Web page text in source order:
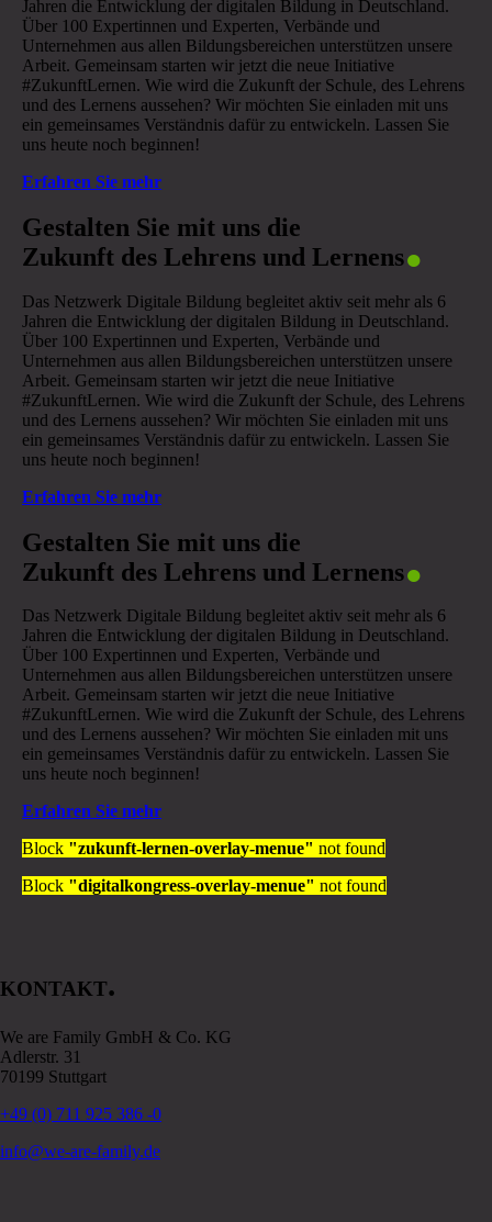
Jahren die Entwicklung der digitalen Bildung in Deutschland.
Über 100 Expertinnen und Experten, Verbände und
Unternehmen aus allen Bildungsbereichen unterstützen unsere
Arbeit. Gemeinsam starten wir jetzt die neue Initiative
#ZukunftLernen. Wie wird die Zukunft der Schule, des Lehrens
und des Lernens aussehen? Wir möchten Sie einladen mit uns
ein gemeinsames Verständnis dafür zu entwickeln. Lassen Sie
uns heute noch beginnen!
Erfahren Sie mehr
Gestalten Sie mit uns die
Zukunft des Lehrens und Lernens.
Das Netzwerk Digitale Bildung begleitet aktiv seit mehr als 6
Jahren die Entwicklung der digitalen Bildung in Deutschland.
Über 100 Expertinnen und Experten, Verbände und
Unternehmen aus allen Bildungsbereichen unterstützen unsere
Arbeit. Gemeinsam starten wir jetzt die neue Initiative
#ZukunftLernen. Wie wird die Zukunft der Schule, des Lehrens
und des Lernens aussehen? Wir möchten Sie einladen mit uns
ein gemeinsames Verständnis dafür zu entwickeln. Lassen Sie
uns heute noch beginnen!
Erfahren Sie mehr
Gestalten Sie mit uns die
Zukunft des Lehrens und Lernens.
Das Netzwerk Digitale Bildung begleitet aktiv seit mehr als 6
Jahren die Entwicklung der digitalen Bildung in Deutschland.
Über 100 Expertinnen und Experten, Verbände und
Unternehmen aus allen Bildungsbereichen unterstützen unsere
Arbeit. Gemeinsam starten wir jetzt die neue Initiative
#ZukunftLernen. Wie wird die Zukunft der Schule, des Lehrens
und des Lernens aussehen? Wir möchten Sie einladen mit uns
ein gemeinsames Verständnis dafür zu entwickeln. Lassen Sie
uns heute noch beginnen!
Erfahren Sie mehr
Block "zukunft-lernen-overlay-menue" not found
Block "digitalkongress-overlay-menue" not found
KONTAKT.
We are Family GmbH & Co. KG
Adlerstr. 31
70199 Stuttgart
+49 (0) 711 925 386 -0
info@we-are-family.de